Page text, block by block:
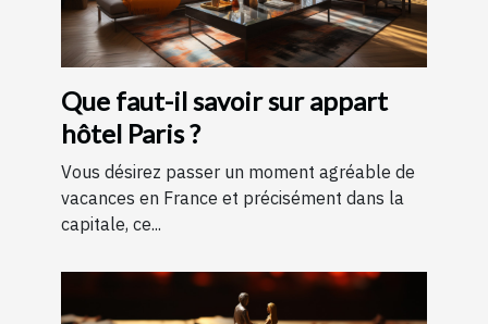
Que faut-il savoir sur appart
hôtel Paris ?
Vous désirez passer un moment agréable de
vacances en France et précisément dans la
capitale, ce...